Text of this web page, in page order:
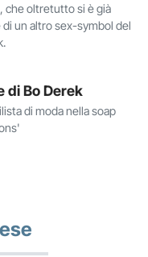
che oltretutto si è già
un altro sex-symbol del
di Bo Derek
di moda nella soap